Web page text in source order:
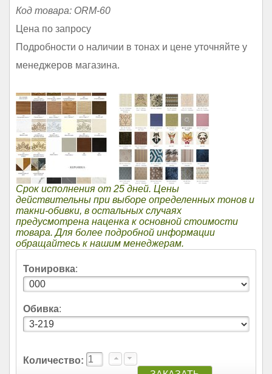
Код товара: ORM-60
Цена по запросу
Подробности о наличии в тонах и цене уточняйте у
менеджеров магазина.
Срок исполнения от 25 дней. Цены
действительны при выборе определенных тонов и
такни-обивки, в остальных случаях
предусмотрена наценка к основной стоимости
товара. Для более подробной информации
обращайтесь к нашим менеджерам.
Тонировка:
Обивка:
Количество: